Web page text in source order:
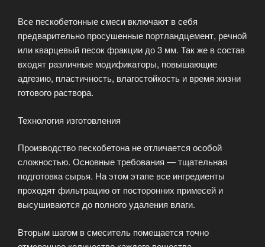
Все пескобетонные смеси включают в себя
предварительно просушенные портландцемент, речной
или кварцевый песок фракции до 3 мм. Так же в состав
входят различные модификаторы, повышающие
адгезию, пластичность, влагостойкость и время жизни
готового раствора.
Технология изготовления
Производство пескобетона не отличается особой
сложностью. Основные требования — тщательная
подготовка сырья. На этом этапе все ингредиенты
проходят фильтрацию от посторонних примесей и
высушиваются до полного удаления влаги.
Вторым шагом в смеситель помещается точно